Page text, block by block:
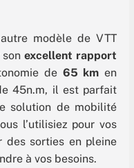
modèle de VTT
excellent rapport
de 65 kmen
45n.m, il est parfait
solution de mobilité
l’utilisiez pour vos
des sorties en pleine
à vos besoins.